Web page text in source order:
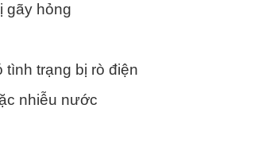
gãy hỏng
tình trạng bị rò điện
nhiễu nước
Nước Nóng Quận 4
Nước Nóng Quận 6
Nước Nóng Quận 7